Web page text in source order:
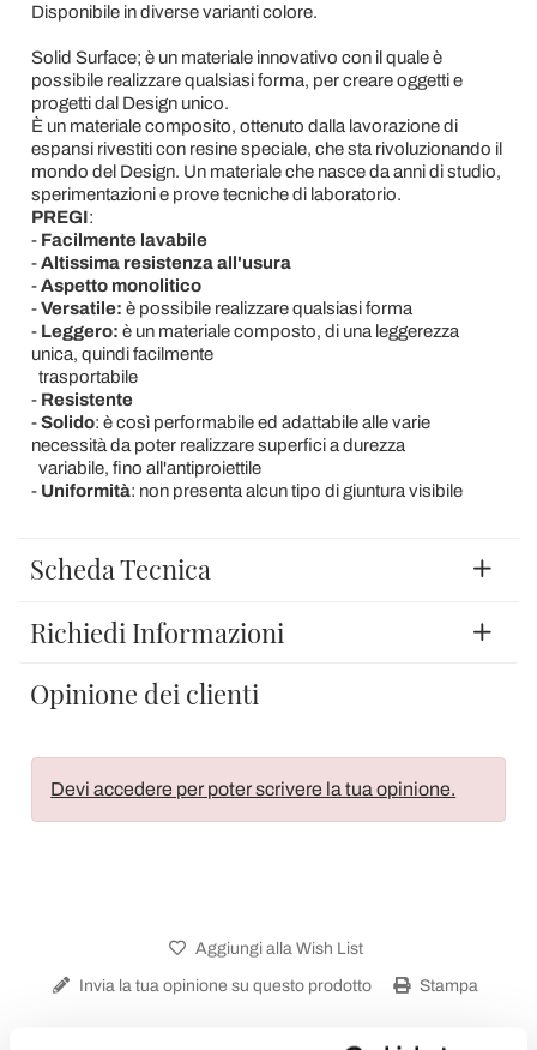
Disponibile in diverse varianti colore.
Solid Surface; è un materiale innovativo con il quale è
possibile realizzare qualsiasi forma, per creare oggetti e
progetti dal Design unico.
È un materiale composito, ottenuto dalla lavorazione di
espansi rivestiti con resine speciale, che sta rivoluzionando il
mondo del Design. Un materiale che nasce da anni di studio,
sperimentazioni e prove tecniche di laboratorio.
PREGI:
- Facilmente lavabile
-Altissima resistenza all'usura
-Aspetto monolitico
-Versatile: è possibile realizzare qualsiasi forma
- Leggero: è un materiale composto, di una leggerezza
unica, quindi facilmente
trasportabile
- Resistente
-Solido: è così performabile ed adattabile alle varie
necessità da poter realizzare superfici a durezza
variabile, fino all'antiproiettile
- Uniformità: non presenta alcun tipo di giuntura visibile
Scheda Tecnica
Richiedi Informazioni
Opinione dei clienti
Devi accedere per poter scrivere la tua opinione.
Aggiungi alla Wish List
Invia la tua opinione su questo prodotto Stampa